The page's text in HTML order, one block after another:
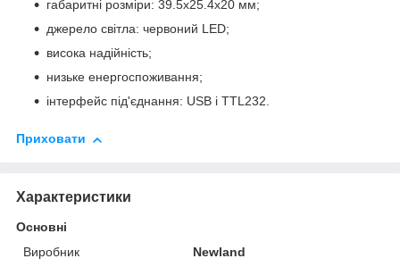
габаритні розміри: 39.5х25.4х20 мм;
джерело світла: червоний LED;
висока надійність;
низьке енергоспоживання;
інтерфейс під'єднання: USB і TTL232.
Приховати
Характеристики
Основні
Виробник
Newland